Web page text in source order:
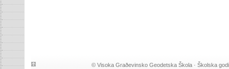
© Visoka Graðevinsko Geodetska Škola · Školska